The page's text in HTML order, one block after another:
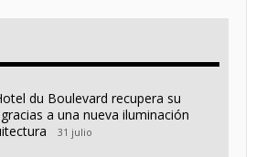
du Boulevard recupera su
a una nueva iluminación
31 julio